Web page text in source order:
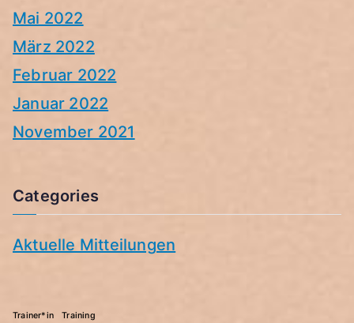
Mai 2022
März 2022
Februar 2022
Januar 2022
November 2021
Categories
Aktuelle Mitteilungen
Trainer*in Training